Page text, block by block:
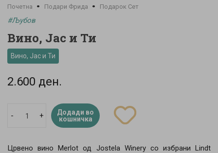
Почетна Подари Фрида Подарок Сет
#Љубов
Вино, Јас и Ти
Вино, Јас и Ти
2.600 ден.
- +
Додади во
кошничка
Црвено вино Merlot од Jostela Winery со избрани Lindt